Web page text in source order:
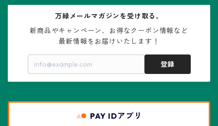
リザード・スキン兜
エキノケレウス属
エキノプシス属
コノフィツム属
センナ属
水石・景石
万緑メールマガジンを受け取る。
新商品やキャンペーン、お得なクーポン情報など
最新情報をお届けいたします！
登録
PAY IDアプリ